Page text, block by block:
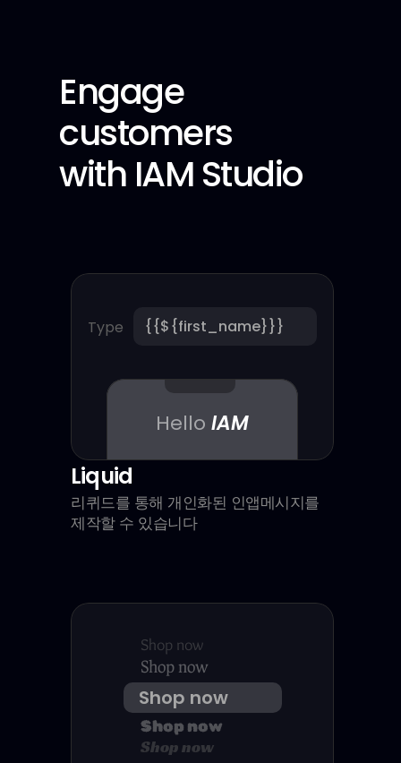
Engage
customers
with IAM Studio
{{${first_name}}}
Type
Hello IAM
Liquid
리퀴드를 통해 개인화된 인앱메시지를
제작할 수 있습니다
Shop now
Shop now
Shop now
Shop now
Shop now